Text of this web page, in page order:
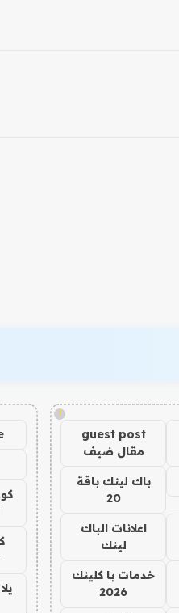
!
guest post
مقال ضيف
باك لينك باقة
20
اعلانات الباك
لينك
خدمات با كلينك
2026